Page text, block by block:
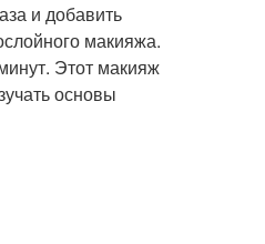
и добавить
макияжа.
Этот макияж
основы